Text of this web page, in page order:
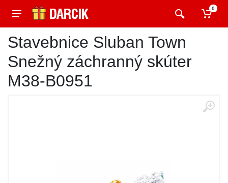
0
Stavebnice Sluban Town
Snežný záchranný skúter
M38-B0951